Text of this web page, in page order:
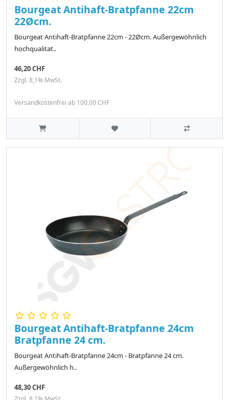
Bourgeat Antihaft-Bratpfanne 22cm
22Øcm.
Bourgeat Antihaft-Bratpfanne 22cm - 22Øcm. Außergewöhnlich
hochqualitat..
46,20 CHF
Zzgl. 8,1% MwSt.
Versandkostenfrei ab 100,00 CHF
Bourgeat Antihaft-Bratpfanne 24cm
Bratpfanne 24 cm.
Bourgeat Antihaft-Bratpfanne 24cm - Bratpfanne 24 cm.
Außergewöhnlich h..
48,30 CHF